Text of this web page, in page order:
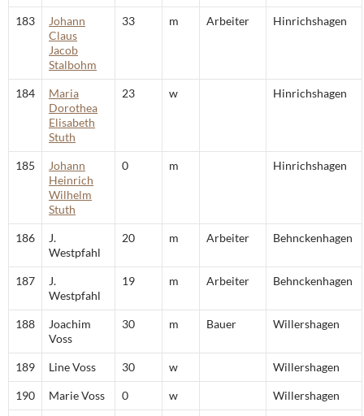
183
Johann
Claus
Jacob
Stalbohm
33 m Arbeiter Hinrichshagen
184
Maria
Dorothea
Elisabeth
Stuth
23 w Hinrichshagen
185
Johann
Heinrich
Wilhelm
Stuth
0 m Hinrichshagen
186
J.
Westpfahl
20 m Arbeiter Behnckenhagen
187
J.
Westpfahl
19 m Arbeiter Behnckenhagen
188
Joachim
Voss
30 m Bauer Willershagen
189 Line Voss 30 w Willershagen
190 Marie Voss 0 w Willershagen